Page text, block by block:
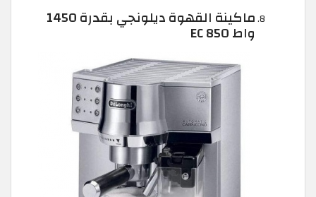
ماكينة القهوة ديلونجي بقدرة 1450
واط EC 850